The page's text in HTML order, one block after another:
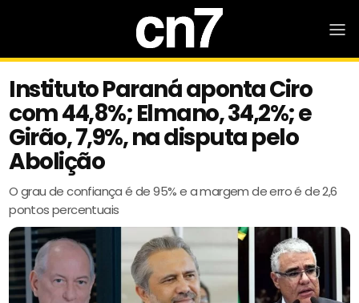
Instituto Paraná aponta Ciro
com 44,8%; Elmano, 34,2%; e
Girão, 7,9%, na disputa pelo
Abolição
O grau de confiança é de 95% e a margem de erro é de 2,6
pontos percentuais